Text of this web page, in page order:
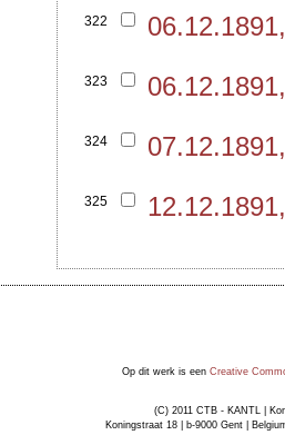
322
323
324
325
Op dit werk is een Creative
(C) 2011 CTB - KANTL |
Koningstraat 18 | b-9000 Gent |